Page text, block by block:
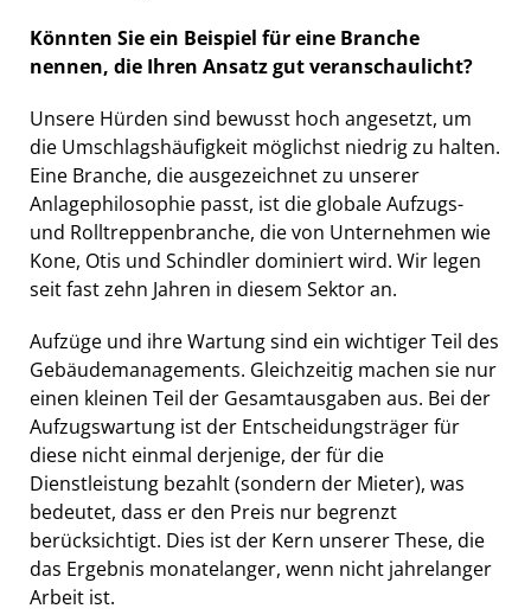
Könnten Sie ein Beispiel für eine Branche
nennen, die Ihren Ansatz gut veranschaulicht?
Unsere Hürden sind bewusst hoch angesetzt, um
die Umschlagshäufigkeit möglichst niedrig zu halten.
Eine Branche, die ausgezeichnet zu unserer
Anlagephilosophie passt, ist die globale Aufzugs-
und Rolltreppenbranche, die von Unternehmen wie
Kone, Otis und Schindler dominiert wird. Wir legen
seit fast zehn Jahren in diesem Sektor an.
Aufzüge und ihre Wartung sind ein wichtiger Teil des
Gebäudemanagements. Gleichzeitig machen sie nur
einen kleinen Teil der Gesamtausgaben aus. Bei der
Aufzugswartung ist der Entscheidungsträger für
diese nicht einmal derjenige, der für die
Dienstleistung bezahlt (sondern der Mieter), was
bedeutet, dass er den Preis nur begrenzt
berücksichtigt. Dies ist der Kern unserer These, die
das Ergebnis monatelanger, wenn nicht jahrelanger
Arbeit ist.